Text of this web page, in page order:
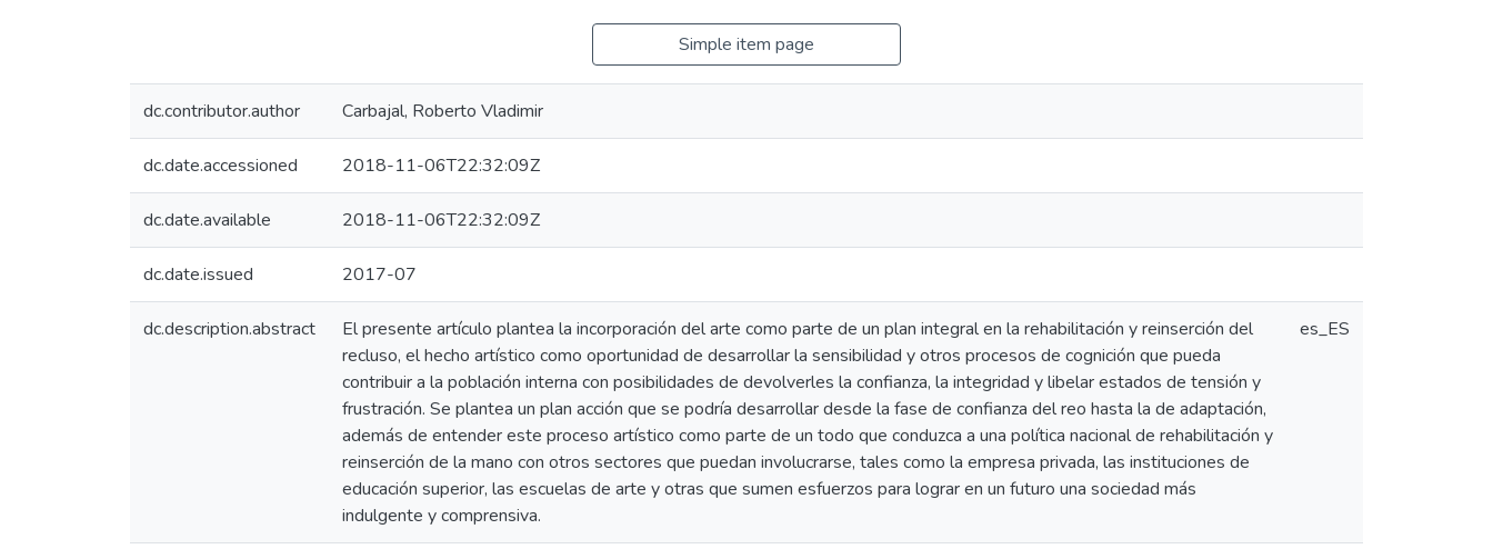
Simple item page
dc.contributor.author Carbajal, Roberto Vladimir
dc.date.accessioned 2018-11-06T22:32:09Z
dc.date.available 2018-11-06T22:32:09Z
dc.date.issued 2017-07
dc.description.abstract
El presente artículo plantea la incorporación del arte como parte de un plan integral en la rehabilitación y reinserción del
recluso, el hecho artístico como oportunidad de desarrollar la sensibilidad y otros procesos de cognición que pueda
contribuir a la población interna con posibilidades de devolverles la confianza, la integridad y libelar estados de tensión y
frustración. Se plantea un plan acción que se podría desarrollar desde la fase de confianza del reo hasta la de adaptación,
además de entender este proceso artístico como parte de un todo que conduzca a una política nacional de rehabilitación y
reinserción de la mano con otros sectores que puedan involucrarse, tales como la empresa privada, las instituciones de
educación superior, las escuelas de arte y otras que sumen esfuerzos para lograr en un futuro una sociedad más
indulgente y comprensiva.
es_ES